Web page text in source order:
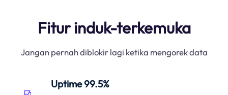
Fitur induk-terkemuka
Jangan pernah diblokir lagi ketika mengorek data
Uptime 99.5%